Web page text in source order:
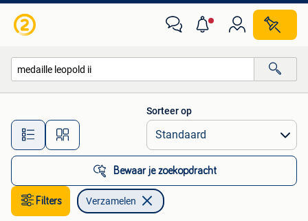
Alle afstanden…
Sorteer op
Bewaar je zoekopdracht
Filters Verzamelen